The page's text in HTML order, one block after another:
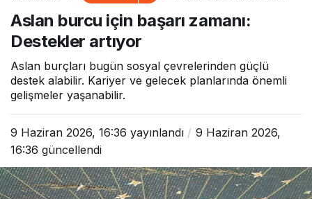
Aslan burcu için başarı zamanı:
Destekler artıyor
Aslan burçları bugün sosyal çevrelerinden güçlü
destek alabilir. Kariyer ve gelecek planlarında önemli
gelişmeler yaşanabilir.
9 Haziran 2026, 16:36 yayınlandı
9 Haziran 2026,
16:36 güncellendi